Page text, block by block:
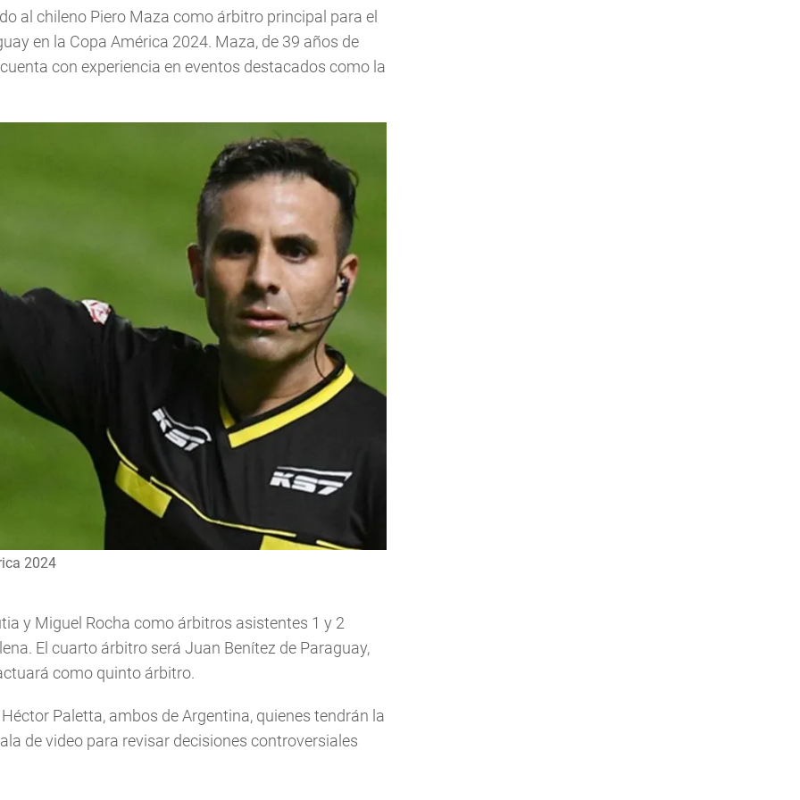
al chileno Piero Maza como árbitro principal para el
en la Copa América 2024. Maza, de 39 años de
con experiencia en eventos destacados como la
2024
y Miguel Rocha como árbitros asistentes 1 y 2
El cuarto árbitro será Juan Benítez de Paraguay,
como quinto árbitro.
Paletta, ambos de Argentina, quienes tendrán la
de video para revisar decisiones controversiales